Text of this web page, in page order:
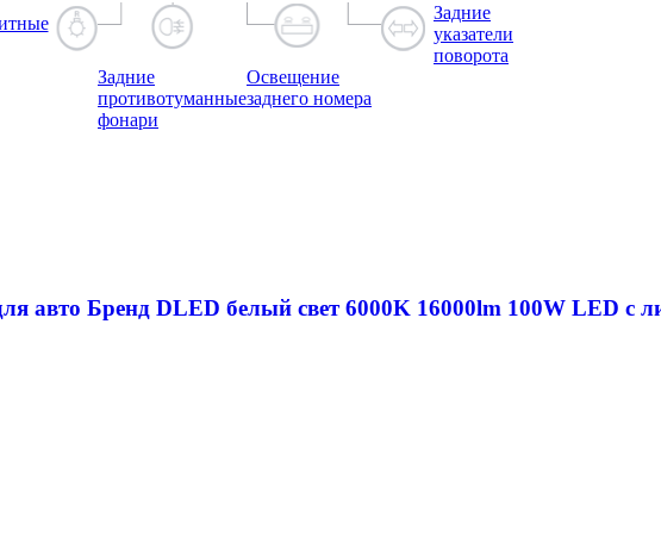
Задние
указатели
поворота
Задние
противотуманные
фонари
Освещение
заднего номера
авто Бренд DLED белый свет 6000K 16000lm 100W LED с